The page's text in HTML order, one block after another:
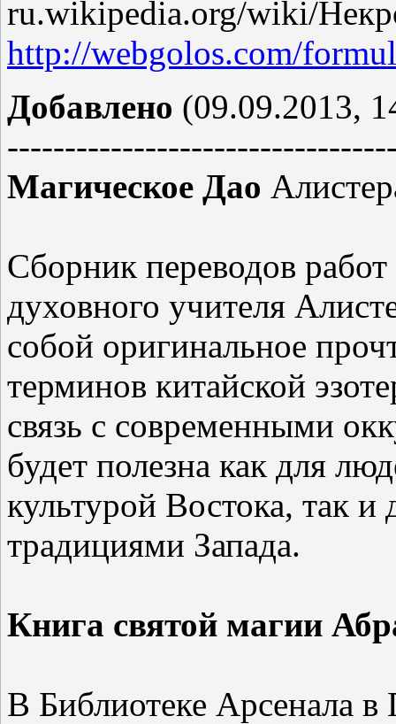
ru.wikipedia.org/wiki/
http://webgolos.com/
Добавлено (09.09.2013,
Магическое Дао
Сборник переводов
духовного учителя
собой оригинальное
терминов китайской
связь с современными
будет полезна как для
культурой Востока, так
традициями Запада.
Книга святой магии
В Библиотеке Арсенала